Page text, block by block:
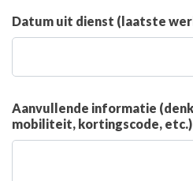
Datum uit dienst (laatste
Aanvullende informatie
mobiliteit, kortingscode, etc.)